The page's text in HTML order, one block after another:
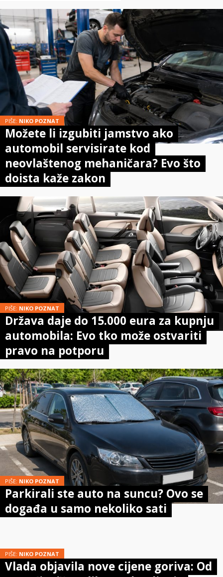
PIŠE: NIKO POZNAT
Možete li izgubiti jamstvo ako
automobil servisirate kod
neovlaštenog mehaničara? Evo što
doista kaže zakon
PIŠE: NIKO POZNAT
Država daje do 15.000 eura za kupnju
automobila: Evo tko može ostvariti
pravo na potporu
PIŠE: NIKO POZNAT
Parkirali ste auto na suncu? Ovo se
događa u samo nekoliko sati
PIŠE: NIKO POZNAT
Vlada objavila nove cijene goriva: Od